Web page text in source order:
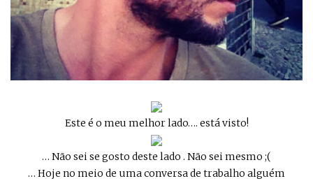
Este é o meu melhor lado…. está visto!
… Não sei se gosto deste lado . Não sei mesmo ;(
… Hoje no meio de uma conversa de trabalho alguém